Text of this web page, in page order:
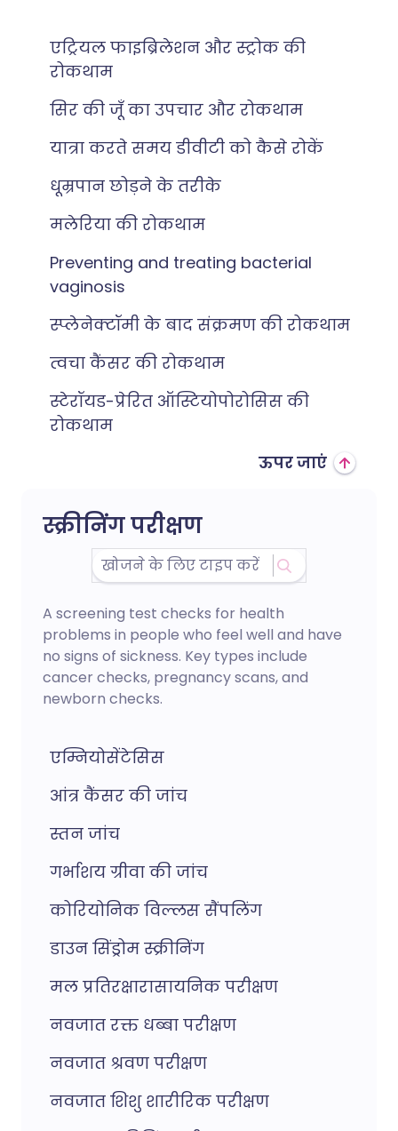
एट्रियल फाइब्रिलेशन और स्ट्रोक की
रोकथाम
सिर की जूँ का उपचार और रोकथाम
यात्रा करते समय डीवीटी को कैसे रोकें
धूम्रपान छोड़ने के तरीके
मलेरिया की रोकथाम
Preventing and treating bacterial
vaginosis
स्प्लेनेक्टॉमी के बाद संक्रमण की रोकथाम
त्वचा कैंसर की रोकथाम
स्टेरॉयड-प्रेरित ऑस्टियोपोरोसिस की
रोकथाम
ऊपर जाएं
स्क्रीनिंग परीक्षण
A screening test checks for health
problems in people who feel well and have
no signs of sickness. Key types include
cancer checks, pregnancy scans, and
newborn checks.
एम्नियोसेंटेसिस
आंत्र कैंसर की जांच
स्तन जांच
गर्भाशय ग्रीवा की जांच
कोरियोनिक विल्लस सैंपलिंग
डाउन सिंड्रोम स्क्रीनिंग
मल प्रतिरक्षारासायनिक परीक्षण
नवजात रक्त धब्बा परीक्षण
नवजात श्रवण परीक्षण
नवजात शिशु शारीरिक परीक्षण